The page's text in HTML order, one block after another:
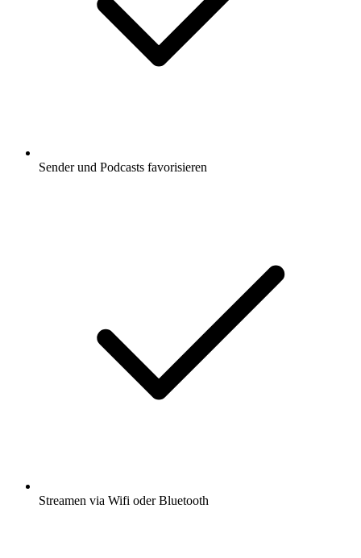
Sender und Podcasts favorisieren
Streamen via Wifi oder Bluetooth